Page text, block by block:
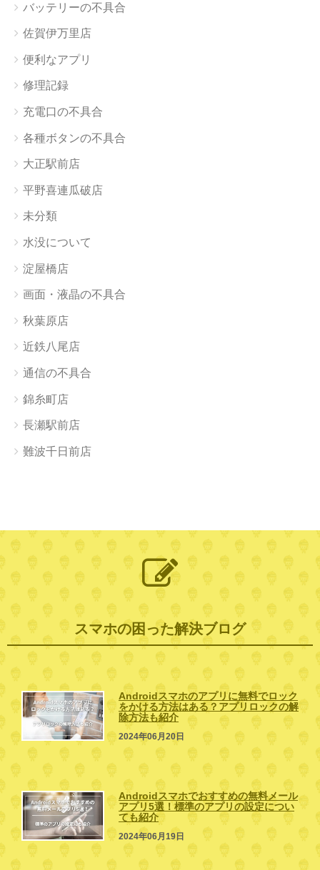
バッテリーの不具合
佐賀伊万里店
便利なアプリ
修理記録
充電口の不具合
各種ボタンの不具合
大正駅前店
平野喜連瓜破店
未分類
水没について
淀屋橋店
画面・液晶の不具合
秋葉原店
近鉄八尾店
通信の不具合
錦糸町店
長瀬駅前店
難波千日前店
スマホの困った解決ブログ
Androidスマホのアプリに無料でロック
をかける方法はある？アプリロックの解
除方法も紹介
2024年06月20日
Androidスマホでおすすめの無料メール
アプリ5選！標準のアプリの設定につい
ても紹介
2024年06月19日